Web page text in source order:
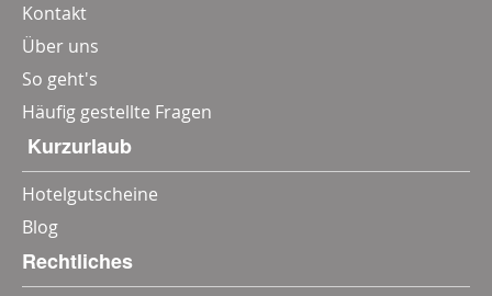
Kontakt
Über uns
So geht's
Häufig gestellte Fragen
‎ Kurzurlaub
Hotelgutscheine
Blog
Rechtliches